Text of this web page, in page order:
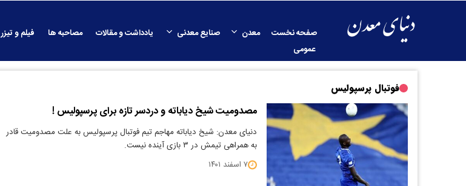
صفحه نخست معدن صنایع معدنی یادداشت و مقالات مصاحبه ها فیلم و تیزر
عمومی
فوتبال پرسپولیس
مصدومیت شیخ دیاباته و دردسر تازه برای پرسپولیس !
دنیای معدن: شیخ دیاباته مهاجم تیم فوتبال پرسپولیس به علت مصدومیت قادر
به همراهی تیمش در ۳ بازی آینده نیست.
۷ اسفند ۱۴۰۱